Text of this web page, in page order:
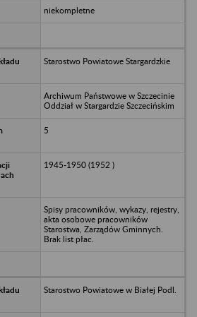
niekompletne
Starostwo Powiatowe Stargardzkie
Archiwum Państwowe w Szczecinie
Oddział w Stargardzie Szczecińskim
5
1945-1950 (1952 )
Spisy pracowników, wykazy, rejestry,
akta osobowe pracowników
Starostwa, Zarządów Gminnych.
Brak list płac.
Starostwo Powiatowe w Białej Podl.